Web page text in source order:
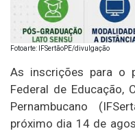
Fotoarte: IFSertãoPE/divulgação
As inscrições para o
Federal de Educação,
Pernambucano
próximo dia 14 de